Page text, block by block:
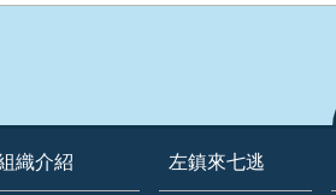
織介紹 左鎮來七逃